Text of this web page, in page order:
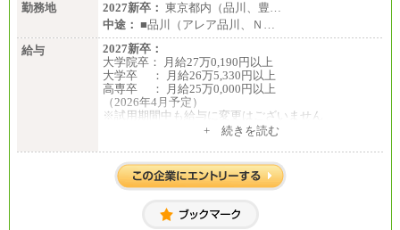
勤務地
2027新卒： 東京都内（品川、豊…
中途： ■品川（アレア品川、Ｎ…
給与
2027新卒：
大学院卒： 月給27万0,190円以上
大学卒 ： 月給26万5,330円以上
高専卒 ： 月給25万0,000円以上
（2026年4月予定）
※試用期間中も給与に変更はございません
②月給：18万6,140円以上（諸手当含まず）
※試用期間中も給与に変更はございません
+ 続きを読む